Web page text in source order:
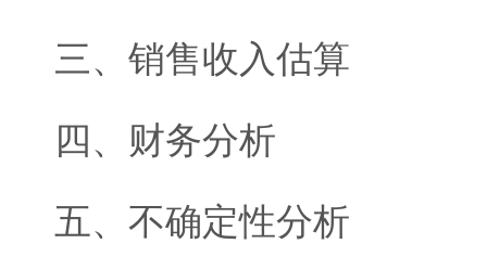
三、销售收入估算
四、财务分析
五、不确定性分析